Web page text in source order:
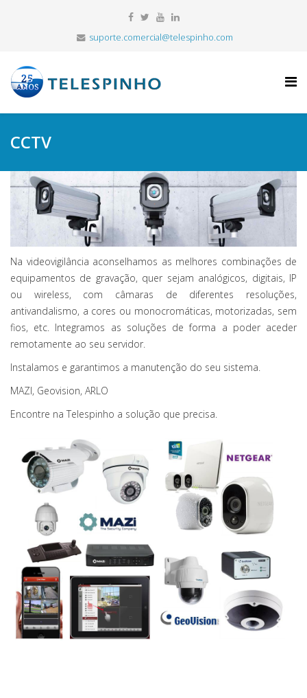
suporte.comercial@telespinho.com
CCTV
Na videovigilância aconselhamos as melhores combinações de
equipamentos de gravação, quer sejam analógicos, digitais, IP
ou wireless, com câmaras de diferentes resoluções,
antivandalismo, a cores ou monocromáticas, motorizadas, sem
fios, etc. Integramos as soluções de forma a poder aceder
remotamente ao seu servidor.
Instalamos e garantimos a manutenção do seu sistema.
MAZI, Geovision, ARLO
Encontre na Telespinho a solução que precisa.